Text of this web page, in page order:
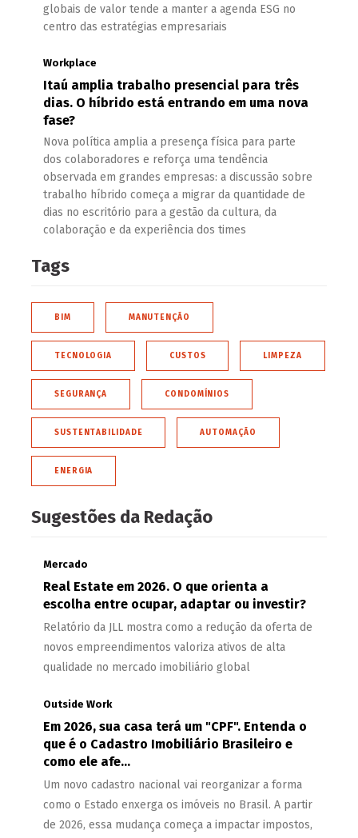
globais de valor tende a manter a agenda ESG no
centro das estratégias empresariais
Workplace
Itaú amplia trabalho presencial para três
dias. O híbrido está entrando em uma nova
fase?
Nova política amplia a presença física para parte
dos colaboradores e reforça uma tendência
observada em grandes empresas: a discussão sobre
trabalho híbrido começa a migrar da quantidade de
dias no escritório para a gestão da cultura, da
colaboração e da experiência dos times
Tags
BIM MANUTENÇÃO
TECNOLOGIA CUSTOS LIMPEZA
SEGURANÇA CONDOMÍNIOS
SUSTENTABILIDADE AUTOMAÇÃO
ENERGIA
Sugestões da Redação
Mercado
Real Estate em 2026. O que orienta a
escolha entre ocupar, adaptar ou investir?
Relatório da JLL mostra como a redução da oferta de
novos empreendimentos valoriza ativos de alta
qualidade no mercado imobiliário global
Outside Work
Em 2026, sua casa terá um "CPF". Entenda o
que é o Cadastro Imobiliário Brasileiro e
como ele afe...
Um novo cadastro nacional vai reorganizar a forma
como o Estado enxerga os imóveis no Brasil. A partir
de 2026, essa mudança começa a impactar impostos,